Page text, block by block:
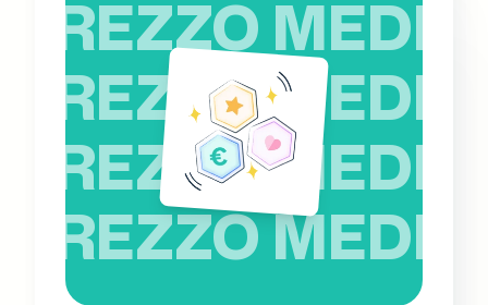
PREZZO MEDIO
PREZZO MEDIO
PREZZO MEDIO
PREZZO MEDIO